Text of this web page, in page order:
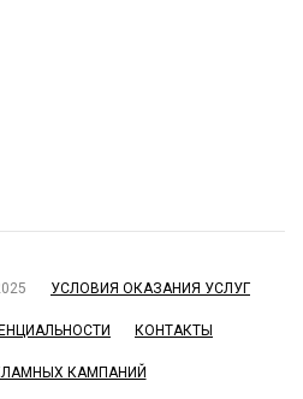
УСЛОВИЯ ОКАЗАНИЯ УСЛУГ
КОНТАКТЫ
КАМПАНИЙ